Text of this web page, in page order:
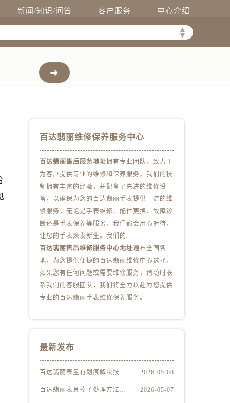
新闻/知识/问答 客户服务 中心介绍
▲
▼
百达翡丽维修保养服务中心
百达翡丽售后服务地址拥有专业团队，致力于
为客户提供专业的维修和保养服务。我们的技
师拥有丰富的经验，并配备了先进的维修设
备，以确保为您的百达翡丽手表提供一流的维
修服务，无论是手表维修、配件更换、故障诊
断还是手表保养等服务，我们都会用心对待，
让您的手表焕发新生。我们的
百达翡丽售后维修服务中心地址遍布全国各
地，为您提供便捷的百达翡丽维修中心选择。
如果您有任何问题或需要维修服务，请随时联
系我们的客服团队，我们将全力以赴为您提供
专业的百达翡丽手表维修保养服务。
最新发布
百达翡丽表盘有划痕解决技巧集锦 2026-05-08
百达翡丽表耳掉了处理方法深度解析 2026-05-07